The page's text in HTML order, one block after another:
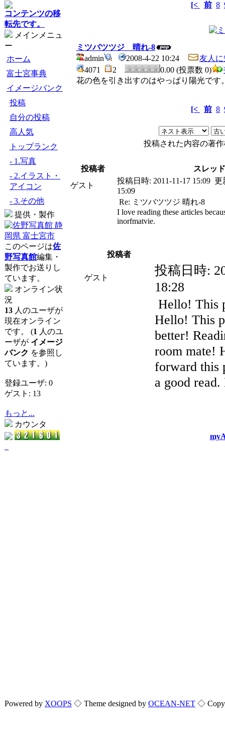
コンテンツの移
転先です。
メインメニュ
ー
ホーム
富士宮事典
イメージバンク
投稿
自分の投稿
高人気
トップランク
- 1.写真
- 2.イラスト・
アイコン
- 3.その他
提供・製作
このページは佐
野写真館編集・
製作でお送りし
ています。
オンライン状
況
13 人のユーザが
現在オンライン
です。 (1 人のユ
ーザが イメージ
バンク を参照し
ています。)
登録ユーザ: 0
ゲスト: 13
もっと...
カウンタ
[< 前 8
ミツバツツジ 晴れ-8
admin
2008-4-22 10:24
友人
4071
2 0.00 (投票数 0)
花の色を引き出すのはやっぱり陽光です
[< 前 8
投稿された内容の著
投稿者
スレッド
ゲスト
投稿日時: 2011-11-17 15:09 更
15:09
Re: ミツバツツジ 晴れ-8
I love reading these articles
inorfmatvie.
投稿者
ゲスト 投稿日時:
18:28
Hello! This
Hello! This
better!
room mate!
forward this
a good
Powered by XOOPS ◇ Theme designed by OCEAN-NET ◇